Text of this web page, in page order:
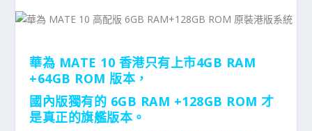
華為 MATE 10 香港只有上市4GB RAM
+64GB ROM 版本，
國內版獨有的 6GB RAM +128GB ROM 才
是真正的旗艦版本。